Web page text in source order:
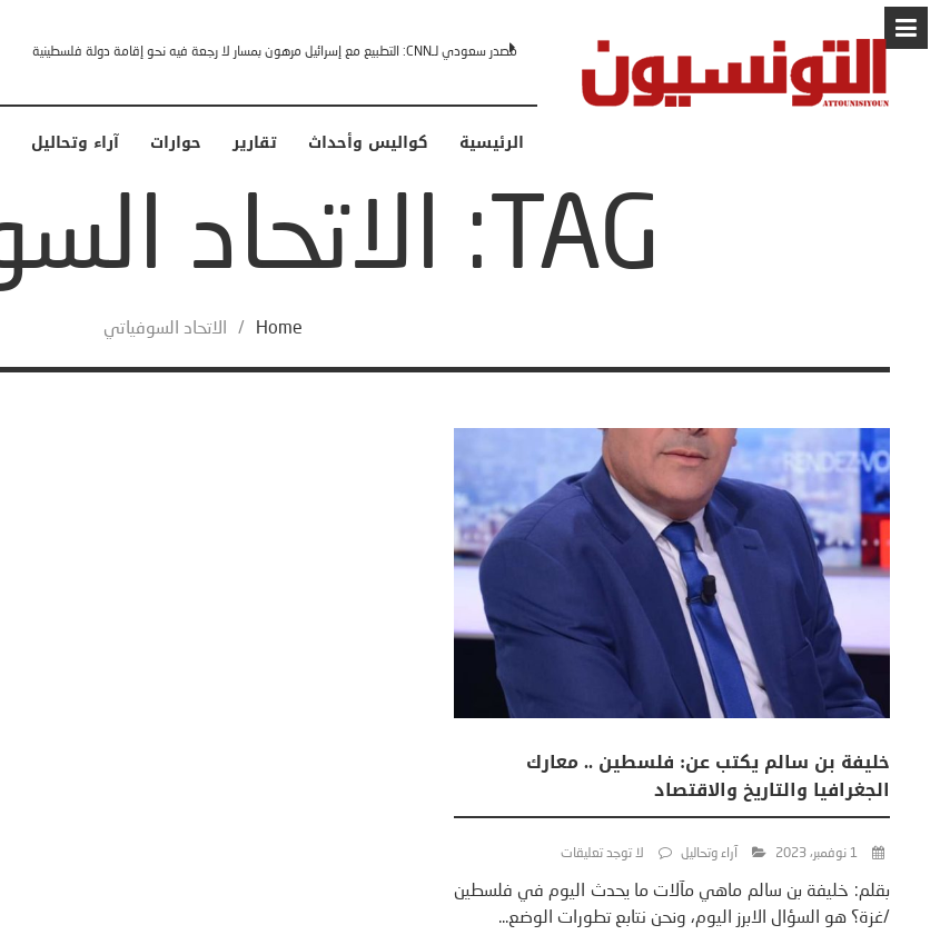
مصدر سعودي لـCNN: التطبيع مع إسرائيل مرهون بمسار لا رجعة فيه نحو إقامة دولة فلسطينية
الرئيسية كواليس وأحداث تقارير حوارات آراء وتحاليل
TAG: الاتحاد السوفياتي
Home
/ الاتحاد السوفياتي
خليفة بن سالم يكتب عن: فلسطين .. معارك
الجغرافيا والتاريخ والاقتصاد
1 نوفمبر، 2023 آراء وتحاليل لا توجد تعليقات
بقلم: خليفة بن سالم ماهي مآلات ما يحدث اليوم في فلسطين
/غزة؟ هو السؤال الابرز اليوم، ونحن نتابع تطورات الوضع...